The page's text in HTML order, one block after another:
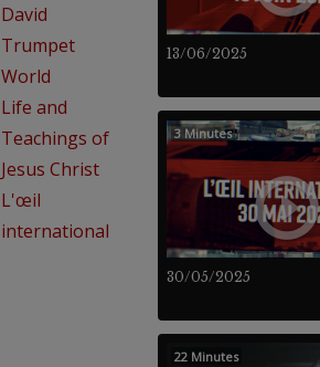
David
Trumpet
World
Life and
Teachings of
Jesus Christ
L'œil
international
13/06/2025
30/05/2025
3 Minutes
22 Minutes